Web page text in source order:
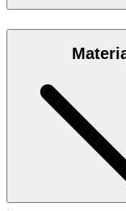
Das Model trägt die
cm, einem
Maßtabelle